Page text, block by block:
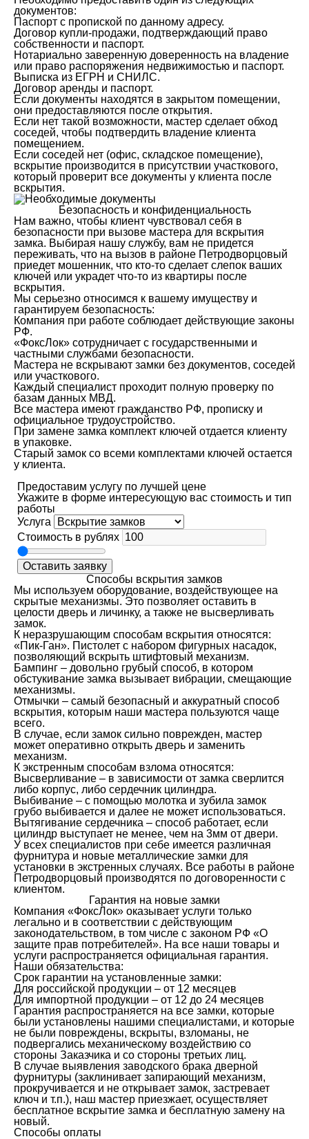
документов:
Паспорт с пропиской по данному адресу.
Договор купли-продажи, подтверждающий право
собственности и паспорт.
Нотариально заверенную доверенность на владение
или право распоряжения недвижимостью и паспорт.
Выписка из ЕГРН и СНИЛС.
Договор аренды и паспорт.
Если документы находятся в закрытом помещении,
они предоставляются после открытия.
Если нет такой возможности, мастер сделает обход
соседей, чтобы подтвердить владение клиента
помещением.
Если соседей нет (офис, складское помещение),
вскрытие производится в присутствии участкового,
который проверит все документы у клиента после
вскрытия.
Безопасность и конфиденциальность
Нам важно, чтобы клиент чувствовал себя в
безопасности при вызове мастера для вскрытия
замка. Выбирая нашу службу, вам не придется
переживать, что на вызов в районе Петродворцовый
приедет мошенник, что кто-то сделает слепок ваших
ключей или украдет что-то из квартиры после
вскрытия.
Мы серьезно относимся к вашему имуществу и
гарантируем безопасность:
Компания при работе соблюдает действующие законы
РФ.
«ФоксЛок» сотрудничает с государственными и
частными службами безопасности.
Мастера не вскрывают замки без документов, соседей
или участкового.
Каждый специалист проходит полную проверку по
базам данных МВД.
Все мастера имеют гражданство РФ, прописку и
официальное трудоустройство.
При замене замка комплект ключей отдается клиенту
в упаковке.
Старый замок со всеми комплектами ключей остается
у клиента.
Предоставим услугу по лучшей цене
Укажите в форме интересующую вас стоимость и тип
работы
Услуга
Стоимость в рублях
Оставить заявку
Способы вскрытия замков
Мы используем оборудование, воздействующее на
скрытые механизмы. Это позволяет оставить в
целости дверь и личинку, а также не высверливать
замок.
К неразрушающим способам вскрытия относятся:
«Пик-Ган». Пистолет с набором фигурных насадок,
позволяющий вскрыть штифтовый механизм.
Бампинг – довольно грубый способ, в котором
обстукивание замка вызывает вибрации, смещающие
механизмы.
Отмычки – самый безопасный и аккуратный способ
вскрытия, которым наши мастера пользуются чаще
всего.
В случае, если замок сильно поврежден, мастер
может оперативно открыть дверь и заменить
механизм.
К экстренным способам взлома относятся:
Высверливание – в зависимости от замка сверлится
либо корпус, либо сердечник цилиндра.
Выбивание – с помощью молотка и зубила замок
грубо выбивается и далее не может использоваться.
Вытягивание сердечника – способ работает, если
цилиндр выступает не менее, чем на 3мм от двери.
У всех специалистов при себе имеется различная
фурнитура и новые металлические замки для
установки в экстренных случаях. Все работы в районе
Петродворцовый производятся по договоренности с
клиентом.
Гарантия на новые замки
Компания «ФоксЛок» оказывает услуги только
легально и в соответствии с действующим
законодательством, в том числе с законом РФ «О
защите прав потребителей». На все наши товары и
услуги распространяется официальная гарантия.
Наши обязательства:
Срок гарантии на установленные замки:
Для российской продукции – от 12 месяцев
Для импортной продукции – от 12 до 24 месяцев
Гарантия распространяется на все замки, которые
были установлены нашими специалистами, и которые
не были повреждены, вскрыты, взломаны, не
подвергались механическому воздействию со
стороны Заказчика и со стороны третьих лиц.
В случае выявления заводского брака дверной
фурнитуры (заклинивает запирающий механизм,
прокручивается и не открывает замок, застревает
ключ и т.п.), наш мастер приезжает, осуществляет
бесплатное вскрытие замка и бесплатную замену на
новый.
Способы оплаты